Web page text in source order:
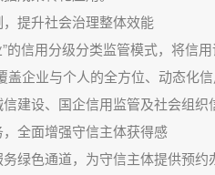
提升社会治理整体效能
信用分级分类监管模式，将信用
盖企业与个人的全方位、动态化
建设、国企信用监管及社会组织
全面增强守信主体获得感
色通道，为守信主体提供预约